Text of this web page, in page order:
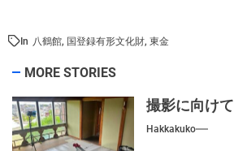
In 八鶴館, 国登録有形文化財, 東金
MORE STORIES
撮影に向けて
Hakkakuko